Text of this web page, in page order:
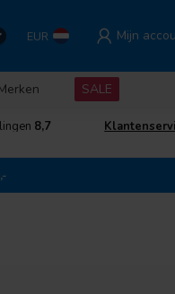
EUR Mijn
SALE
8,7